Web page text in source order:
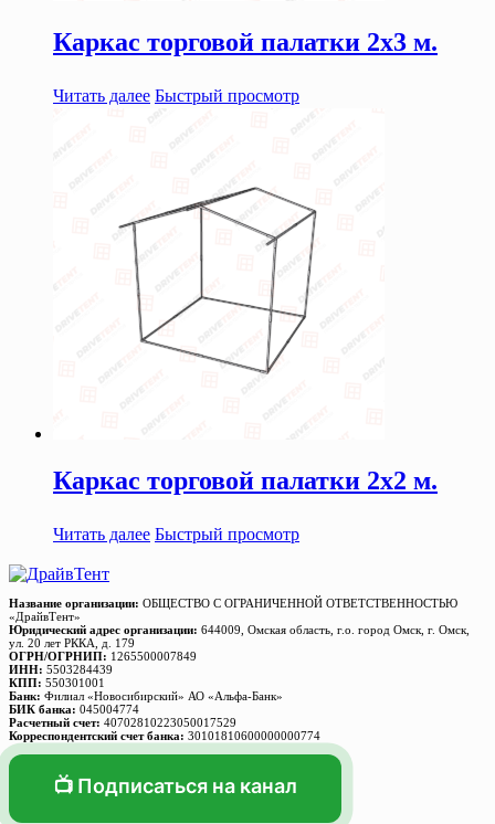
Каркас торговой палатки 2х3 м.
Читать далее Быстрый просмотр
Каркас торговой палатки 2х2 м.
Читать далее Быстрый просмотр
Название организации: ОБЩЕСТВО С ОГРАНИЧЕННОЙ ОТВЕТСТВЕННОСТЬЮ
«ДрайвТент»
Юридический адрес организации: 644009, Омская область, г.о. город Омск, г. Омск,
ул. 20 лет РККА, д. 179
ОГРН/ОГРНИП: 1265500007849
ИНН: 5503284439
КПП: 550301001
Банк: Филиал «Новосибирский» АО «Альфа-Банк»
БИК банка: 045004774
Расчетный счет: 40702810223050017529
Корреспондентский счет банка: 30101810600000000774
📺 Подписаться на канал